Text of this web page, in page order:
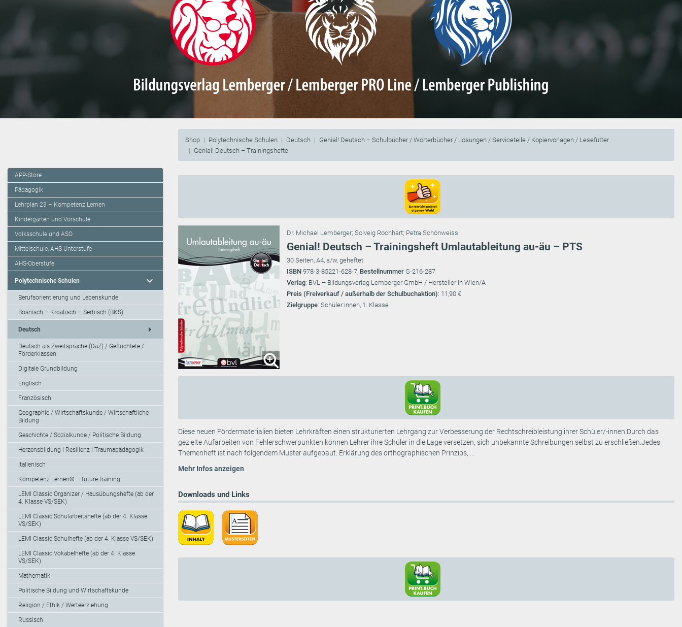
Shop Polytechnische Schulen Deutsch
Genial! Deutsch – Schulbücher / Wörterbücher / Lösungen / Serviceteile / Kopiervorlagen / Lesefutter
Genial! Deutsch – Trainingshefte
APP-Store
Pädagogik
Lehrplan 23 – Kompetenz Lernen
Kindergarten und Vorschule
Volksschule und ASO
Mittelschule, AHS-Unterstufe
AHS-Oberstufe
Polytechnische Schulen expand_more
Berufsorientierung und Lebenskunde
Bosnisch – Kroatisch – Serbisch (BKS)
Deutsch arrow_right
Deutsch als Zweitsprache (DaZ) / Geflüchtete /
Förderklassen
Digitale Grundbildung
Englisch
Französisch
Geographie / Wirtschaftskunde / Wirtschaftliche
Bildung
Geschichte / Sozialkunde / Politische Bildung
Herzensbildung I Resilienz I Traumapädagogik
Italienisch
Kompetenz Lernen® – future training
LEMI Classic Organizer / Hausübungshefte (ab der
4. Klasse VS/SEK)
LEMI Classic Schularbeitshefte (ab der 4. Klasse
VS/SEK)
LEMI Classic Schulhefte (ab der 4. Klasse VS/SEK)
LEMI Classic Vokabelhefte (ab der 4. Klasse
VS/SEK)
Mathematik
Politische Bildung und Wirtschaftskunde
Religion / Ethik / Werteerziehung
Russisch
Dr. Michael Lemberger; Solveig Rochhart; Petra Schönweiss
Genial! Deutsch – Trainingsheft Umlautableitung au-äu – PTS
30 Seiten, A4, s/w, geheftet
ISBN 978-3-85221-628-7, Bestellnummer G-216-287
Verlag: BVL – Bildungsverlag Lemberger GmbH / Hersteller in Wien/A
Preis (Freiverkauf / außerhalb der Schulbuchaktion): 11,90 €
Zielgruppe: Schüler:innen, 1. Klasse
Diese neuen Fördermaterialien bieten Lehrkräften einen strukturierten Lehrgang zur Verbesserung der Rechtschreibleistung ihrer Schüler/-innen.Durch das
gezielte Aufarbeiten von Fehlerschwerpunkten können Lehrer ihre Schüler in die Lage versetzen, sich unbekannte Schreibungen selbst zu erschließen.Jedes
Themenheft ist nach folgendem Muster aufgebaut: Erklärung des orthographischen Prinzips, ...
Mehr Infos anzeigen
Downloads und Links